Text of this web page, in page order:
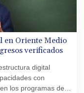
en Oriente Medio
verificados
digital
con
los programas de